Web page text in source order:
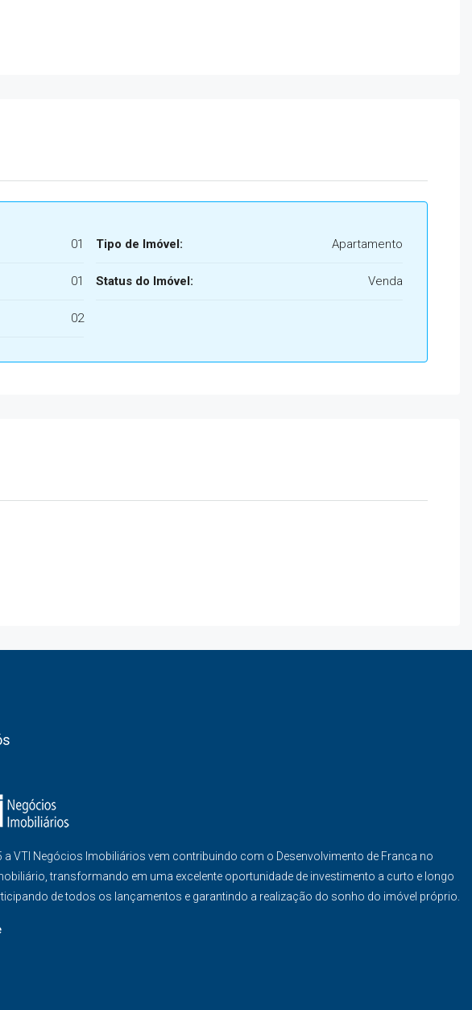
01
01
02
Tipo de Imóvel: Apartamento
Status do Imóvel: Venda
a VTI Negócios Imobiliários vem contribuindo com o Desenvolvimento de Franca no
transformando em uma excelente oportunidade de investimento a curto e longo
de todos os lançamentos e garantindo a realização do sonho do imóvel próprio.